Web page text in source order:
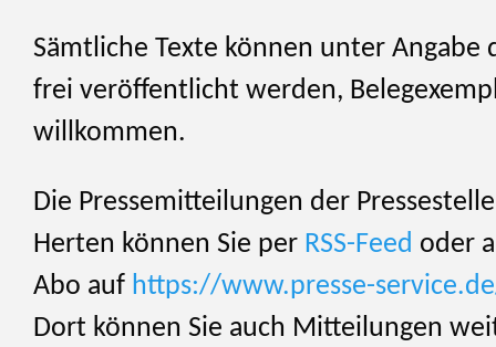
Sämtliche Texte können unter Angabe
frei veröffentlicht werden,
willkommen.
Die Pressemitteilungen der
Herten können Sie per RSS-Feed oder
Abo auf https://www.presse-
Dort können Sie auch Mitteilungen